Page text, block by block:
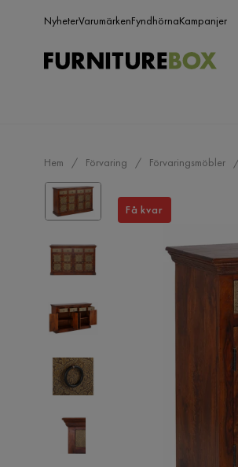
NyheterVarumärkenFyndhörnaKampanjer
Hem Förvaring Förvaringsmöbler
Få kvar